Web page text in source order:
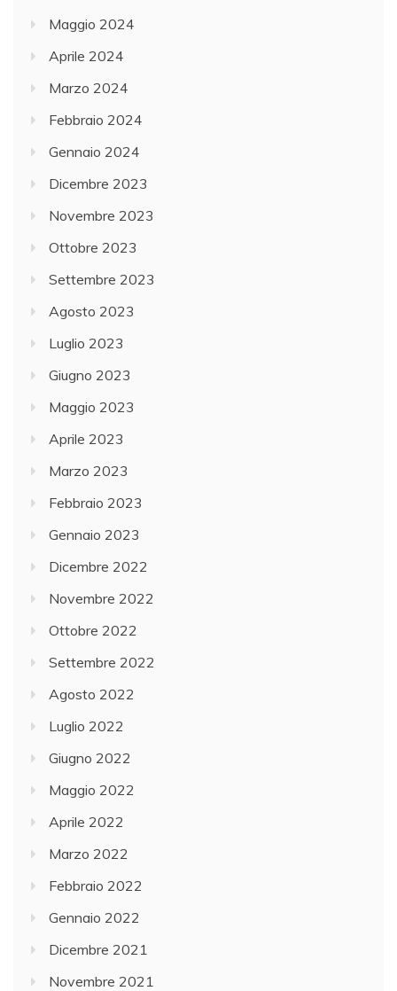
Maggio 2024
Aprile 2024
Marzo 2024
Febbraio 2024
Gennaio 2024
Dicembre 2023
Novembre 2023
Ottobre 2023
Settembre 2023
Agosto 2023
Luglio 2023
Giugno 2023
Maggio 2023
Aprile 2023
Marzo 2023
Febbraio 2023
Gennaio 2023
Dicembre 2022
Novembre 2022
Ottobre 2022
Settembre 2022
Agosto 2022
Luglio 2022
Giugno 2022
Maggio 2022
Aprile 2022
Marzo 2022
Febbraio 2022
Gennaio 2022
Dicembre 2021
Novembre 2021